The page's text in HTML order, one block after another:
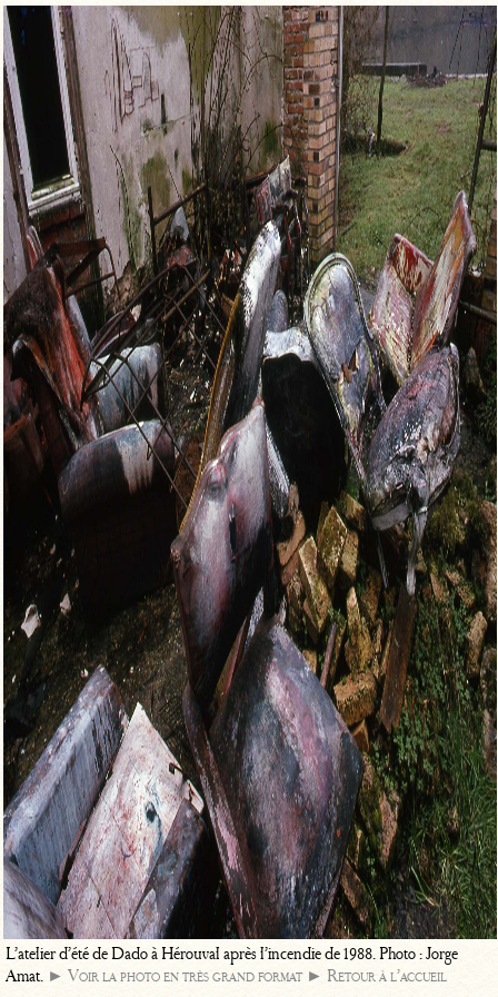
L’atelier d’été de Dado à Hérouval après l’incendie de 1988. Photo : Jorge
Amat. ► Voir la photo en très grand format ► Retour à l’accueil